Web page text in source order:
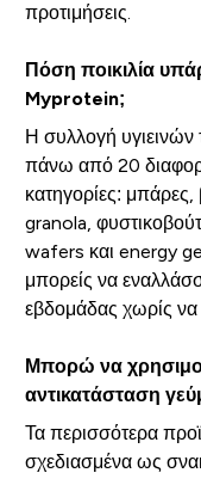
προτιμήσεις.
Πόση ποικιλία
Myprotein;
Η συλλογή υγιεινών
πάνω από 20
κατηγορίες:
granola,
wafers και energy
μπορείς να
εβδομάδας χωρίς να
Μπορώ να
αντικατάσταση
Τα περισσότερα
σχεδιασμένα ως